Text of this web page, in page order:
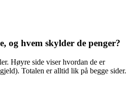
og hvem skylder de penger?
Høyre side viser hvordan de er
Totalen er alltid lik på begge sider.